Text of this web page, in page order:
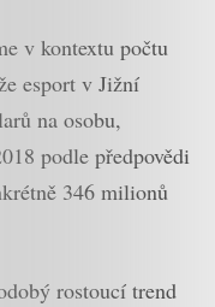
v kontextu počtu
esport v Jižní
na osobu,
podle předpovědi
346 milionů
rostoucí trend